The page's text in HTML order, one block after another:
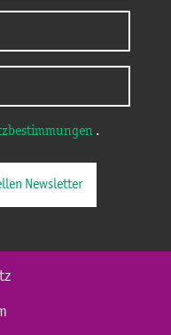
.
Newsletter